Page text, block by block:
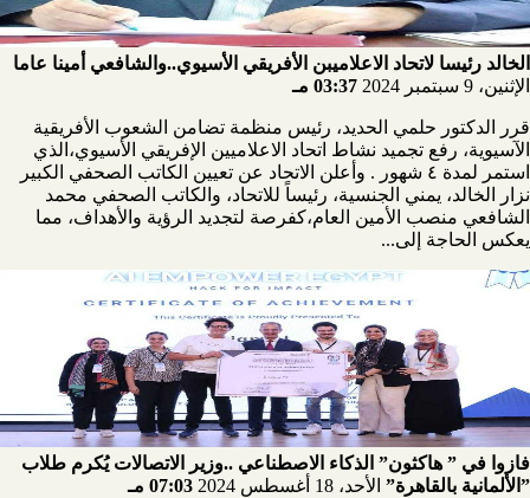
الخالد رئيسا لاتحاد الاعلاميبن الأفريقي الأسيوي..والشافعي أمينا عاما
الإثنين، 9 سبتمبر 2024
03:37 مـ
قرر الدكتور حلمي الحديد، رئيس منظمة تضامن الشعوب الأفريقية
الآسيوية، رفع تجميد نشاط اتحاد الاعلاميين الإفريقي الأسيوي،الذي
استمر لمدة ٤ شهور . وأعلن الاتحاد عن تعيين الكاتب الصحفي الكبير
نزار الخالد، يمني الجنسية، رئيساً للاتحاد، والكاتب الصحفي محمد
الشافعي منصب الأمين العام،كفرصة لتجديد الرؤية والأهداف، مما
يعكس الحاجة إلى...
فازوا في ” هاكثون” الذكاء الاصطناعي ..وزير الاتصالات يُكرم طلاب
”الألمانية بالقاهرة” الأحد، 18 أغسطس 2024 07:03 مـ